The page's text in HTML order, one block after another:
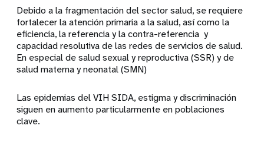
Debido a la fragmentación del sector salud, se requiere
fortalecer la atención primaria a la salud, así como la
eficiencia, la referencia y la contra-referencia y
capacidad resolutiva de las redes de servicios de salud.
En especial de salud sexual y reproductiva (SSR) y de
salud materna y neonatal (SMN)
Las epidemias del VIH SIDA, estigma y discriminación
siguen en aumento particularmente en poblaciones
clave.